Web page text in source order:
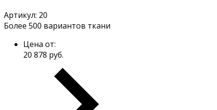
Артикул: 20
Более 500 вариантов ткани
Цена от:
20 878 руб.